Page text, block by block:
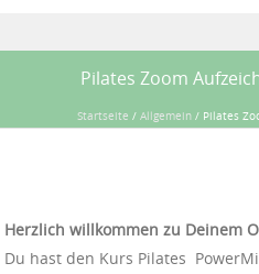
Pilates Zoom
Startseite /Allgemein / Pilates
Herzlich willkommen zu Deinem
Du hast den Kurs Pilates